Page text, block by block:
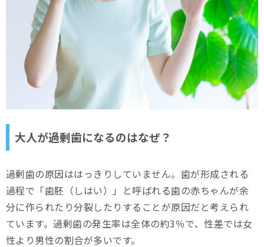
大人が過剰歯になるのはなぜ？
過剰歯の原因ははっきりしていません。歯が形成される
過程で「歯胚（しはい）」と呼ばれる歯の赤ちゃんが余
分に作られたり分裂したりすることが原因だと考えられ
ています。過剰歯の発生率は全体の約3％で、性差では女
性より男性の割合が多いです。